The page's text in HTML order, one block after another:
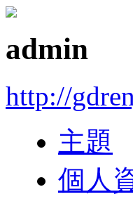
admin
http://
主題
個人